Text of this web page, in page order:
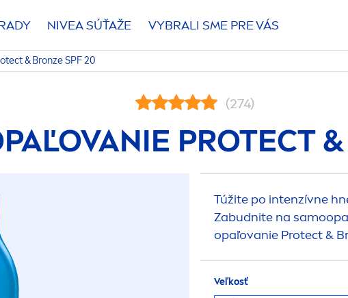
NIVEASÚŤAŽE VYBRALI SME PRE VÁS
& BronzeSPF 20
(274)
PROTECT&
Túžite po intenzívne
Zabudnite na
opaľovanie Protect&
Veľkosť